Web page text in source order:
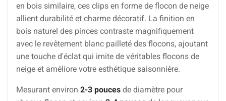
en bois similaire, ces clips en forme de flocon de neige
allient durabilité et charme décoratif. La finition en
bois naturel des pinces contraste magnifiquement
avec le revêtement blanc pailleté des flocons, ajoutant
une touche d'éclat qui imite de véritables flocons de
neige et améliore votre esthétique saisonnière.
Mesurant environ 2-3 pouces de diamètre pour